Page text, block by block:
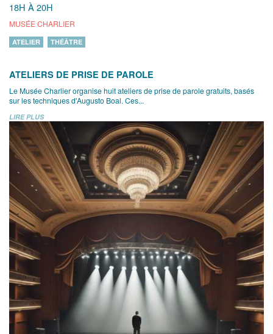
18H À 20H
MUSÉE CHARLIER
ATELIER THÉÂTRE
ATELIERS DE PRISE DE PAROLE
Le Musée Charlier organise huit ateliers de prise de parole gratuits, basés
sur les techniques d'Augusto Boal. Ces...
LIRE PLUS